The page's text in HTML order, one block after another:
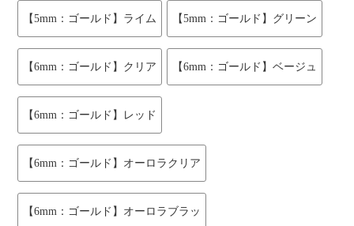
【5mm：ゴールド】ライム 【5mm：ゴールド】グリーン
【6mm：ゴールド】クリア 【6mm：ゴールド】ベージュ
【6mm：ゴールド】レッド
【6mm：ゴールド】オーロラクリア
【6mm：ゴールド】オーロラブラッ